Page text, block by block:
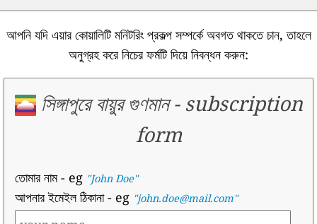
আপনি যদি এয়ার কোয়ালিটি মনিটরিং প্রকল্প সম্পর্কে অবগত থাকতে চান, তাহলে
অনুগ্রহ করে নিচের ফর্মটি দিয়ে নিবন্ধন করুন:
সিঙ্গাপুরে বায়ুর গুণমান- subscription
form
তোমার নাম- eg "John Doe"
আপনার ইমেইল ঠিকানা- eg "john.doe@mail.com"